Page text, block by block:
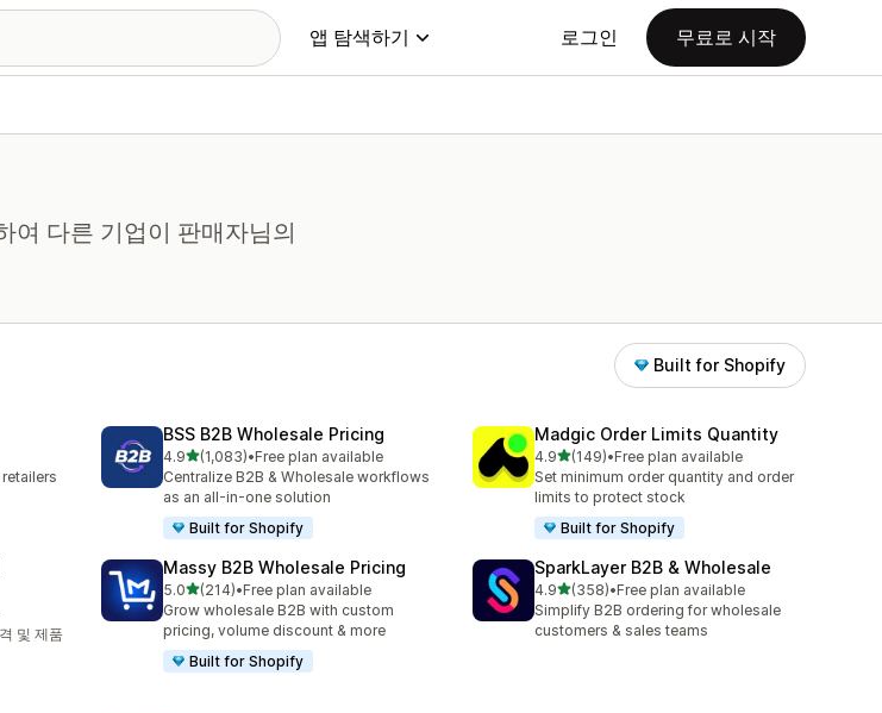
앱 탐색하기 로그인 무료로 시작
여 다른 기업이 판매자님의
Built for Shopify
BSS B2B Wholesale Pricing
4.9별 5개 중
(1,083)
총 리뷰 1083개
•Free plan available
Centralize B2B & Wholesale workflows
as an all-in-one solution
Built for Shopify
Madgic Order Limits Quantity
4.9별 5개 중
(149)
총 리뷰 149개
•Free plan available
Set minimum order quantity and order
limits to protect stock
Built for Shopify
및 제품
Massy B2B Wholesale Pricing
5.0별 5개 중
(214)
총 리뷰 214개
•Free plan available
Grow wholesale B2B with custom
pricing, volume discount & more
Built for Shopify
SparkLayer B2B & Wholesale
4.9별 5개 중
(358)
총 리뷰 358개
•Free plan available
Simplify B2B ordering for wholesale
customers & sales teams